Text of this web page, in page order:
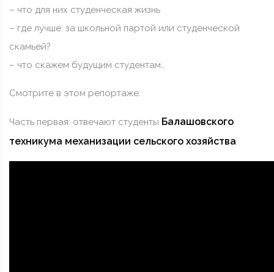
– что для них студенческая жизнь
– где лучше: за школьной партой или студенческой
скамьей?
– что скажем будущим студентам…
Смотрите в этом репортаже.
Часть первая: отвечают студенты Балашовского
техникума механизации сельского хозяйства